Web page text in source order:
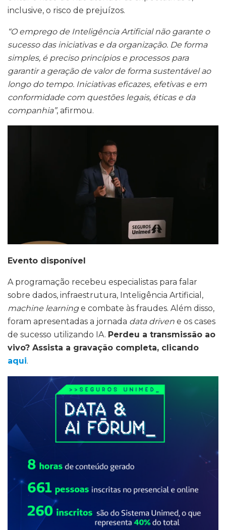
inclusive, o risco de prejuízos.
“O emprego de Inteligência Artificial não garante o
sucesso das iniciativas e da organização. De forma
simples, é preciso princípios e processos para
garantir a geração de valor de forma sustentável ao
longo do tempo. Iniciativas eficazes, efetivas e em
conformidade com questões legais, éticas e da
companhia”, afirmou.
Evento disponível
A programação recebeu especialistas para falar
sobre dados, infraestrutura, Inteligência Artificial,
machine learninge combate às fraudes. Além disso,
foram apresentadas a jornada data driven e os cases
de sucesso utilizando IA. Perdeu a transmissão ao
vivo? Assista a gravação completa, clicando
aqui.